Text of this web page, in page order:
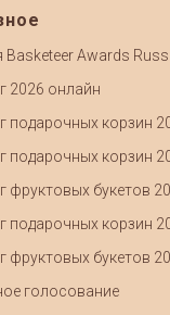
Basketeer Awards
2026 онлайн
подарочных корзин
подарочных корзин
фруктовых букетов
подарочных корзин
фруктовых букетов
голосование